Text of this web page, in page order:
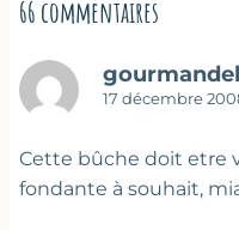
66 commentaires
17 décembre
Cette bûche doit etre
fondante à souhait,